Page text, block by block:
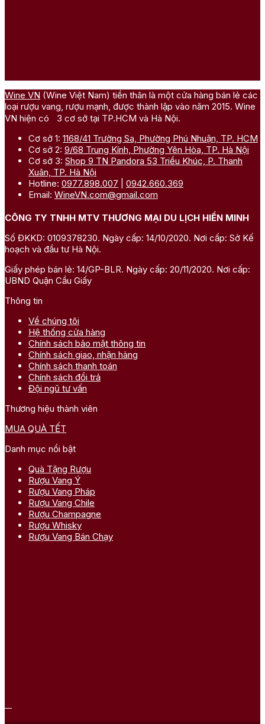
Wine VN (Wine Việt Nam) tiền thân là một cửa hàng bán lẻ các
loại rượu vang, rượu mạnh, được thành lập vào năm 2015. Wine
VN hiện có 3 cơ sở tại TP.HCM và Hà Nội.
Cơ sở 1: 1168/41 Trường Sa, Phường Phú Nhuận, TP. HCM
Cơ sở 2: 9/68 Trung Kính, Phường Yên Hòa, TP. Hà Nội
Cơ sở 3: Shop 9 TN Pandora 53 Triều Khúc, P. Thanh
Xuân, TP. Hà Nội
Hotline: 0977.898.007
0942.660.369
Email: WineVN.com@gmail.com
CÔNG TY TNHH MTV THƯƠNG MẠI DU LỊCH HIỀN MINH
Số ĐKKD: 0109378230. Ngày cấp: 14/10/2020. Nơi cấp: Sở Kế
hoạch và đầu tư Hà Nội.
Giấy phép bán lẻ: 14/GP-BLR. Ngày cấp: 20/11/2020. Nơi cấp:
UBND Quận Cầu Giấy
Thông tin
Về chúng tôi
Hệ thống cửa hàng
Chính sách bảo mật thông tin
Chính sách giao, nhận hàng
Chính sách thanh toán
Chính sách đổi trả
Đội ngũ tư vấn
Thương hiệu thành viên
MUA QUÀ TẾT
Danh mục nổi bật
Quà Tặng Rượu
Rượu Vang Ý
Rượu Vang Pháp
Rượu Vang Chile
Rượu Champagne
Rượu Whisky
Rượu Vang Bán Chạy